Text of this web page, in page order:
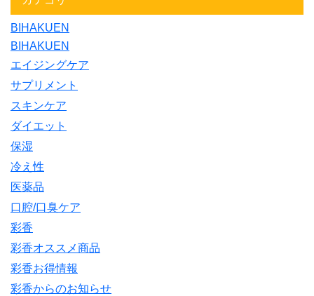
BIHAKUEN
BIHAKUEN
エイジングケア
サプリメント
スキンケア
ダイエット
保湿
冷え性
医薬品
口腔/口臭ケア
彩香
彩香オススメ商品
彩香お得情報
彩香からのお知らせ